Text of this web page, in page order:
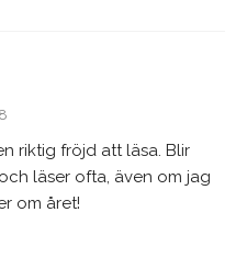
riktig fröjd att läsa. Blir
läser ofta, även om jag
om året!